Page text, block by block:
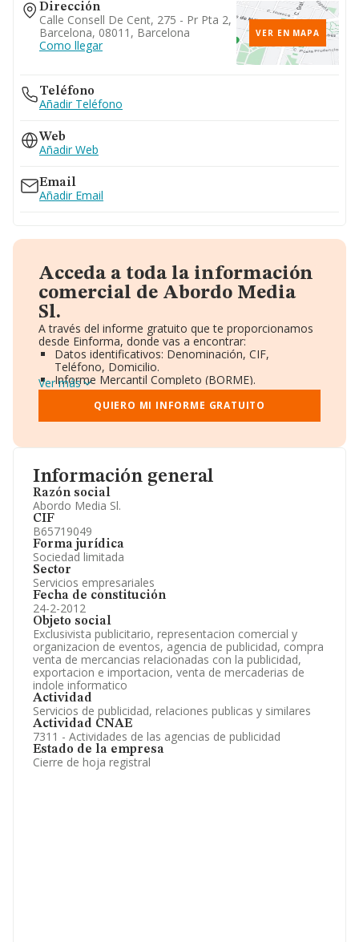
Información general
Razón social
Abordo Media Sl.
CIF
B65719049
Forma jurídica
Sociedad limitada
Sector
Servicios empresariales
Fecha de constitución
24-2-2012
Objeto social
Exclusivista publicitario, representacion comercial y
organizacion de eventos, agencia de publicidad, compra
venta de mercancias relacionadas con la publicidad,
exportacion e importacion, venta de mercaderias de
indole informatico
Actividad
Servicios de publicidad, relaciones publicas y similares
Actividad CNAE
7311 - Actividades de las agencias de publicidad
Estado de la empresa
Cierre de hoja registral
Dirección
Calle Consell De Cent, 275 - Pr Pta 2,
Barcelona, 08011, Barcelona
Como llegar
VER EN MAPA
Teléfono
Añadir Teléfono
Web
Añadir Web
Email
Añadir Email
Acceda a toda la información
comercial de Abordo Media
Sl.
A través del informe gratuito que te proporcionamos
desde Einforma, donde vas a encontrar:
Datos identificativos: Denominación, CIF,
Teléfono, Domicilio.
Informe Mercantil Completo (BORME).
Gráficos de Evolución Ventas y Empleados.
Consejo de Administración y Administradores.
Directivos y Ejecutivos.
Información oficial y registral complementaria.
Ver más
QUIERO MI INFORME GRATUITO